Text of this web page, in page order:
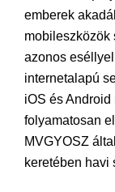
emberek
mobileszközök
azonos
internetalapú
iOS és
folyamatosan
MVGYOSZ
keretében havi